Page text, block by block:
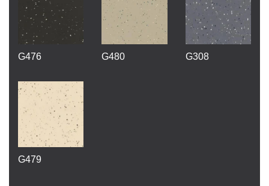
G476 G480 G308
G479